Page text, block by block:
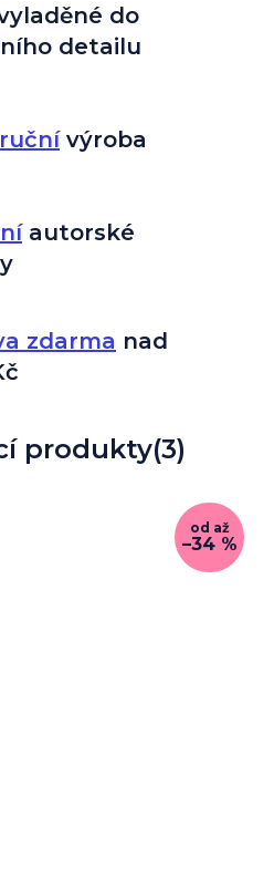
do
detailu
výroba
autorské
zdarma nad
produkty(3)
od až
–34 %